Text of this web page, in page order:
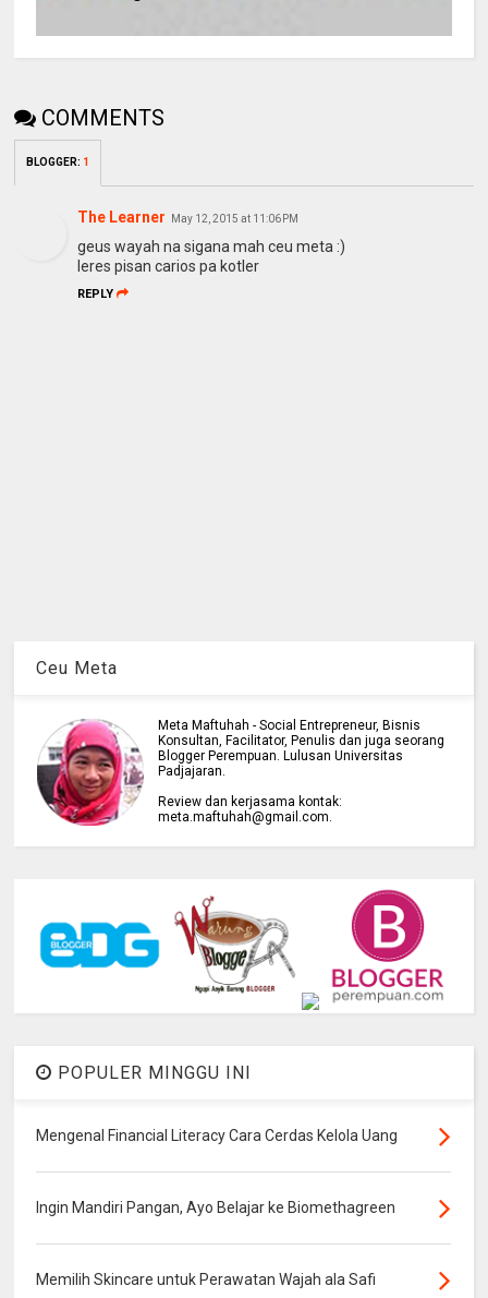
COMMENTS
BLOGGER: 1
The Learner May 12, 2015 at 11:06 PM
geus wayah na sigana mah ceu meta :)
leres pisan carios pa kotler
REPLY
Ceu Meta
Meta Maftuhah - Social Entrepreneur, Bisnis
Konsultan, Facilitator, Penulis dan juga seorang
Blogger Perempuan. Lulusan Universitas
Padjajaran.
Review dan kerjasama kontak:
meta.maftuhah@gmail.com.
POPULER MINGGU INI
Mengenal Financial Literacy Cara Cerdas Kelola Uang
Ingin Mandiri Pangan, Ayo Belajar ke Biomethagreen
Memilih Skincare untuk Perawatan Wajah ala Safi